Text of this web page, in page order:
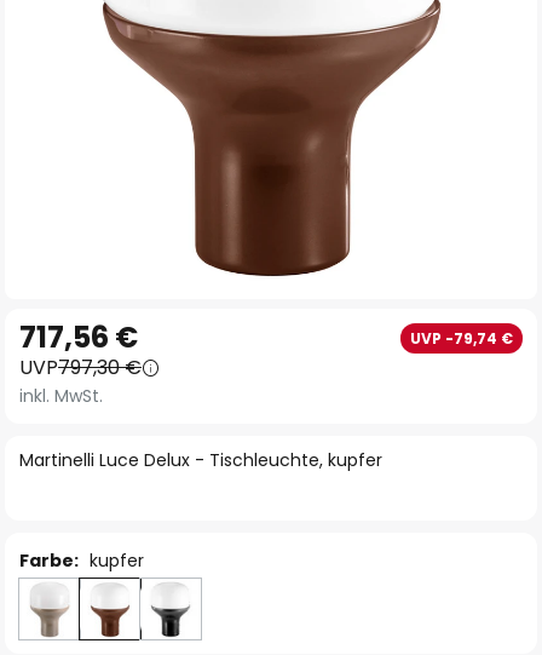
Anfang
der
Bildgalerie
Martinelli Luce Delux - Tischleuchte, kupfer
717,56 € UVP -79,74 €
UVP797,30 €
inkl. MwSt.
Farbe: kupfer